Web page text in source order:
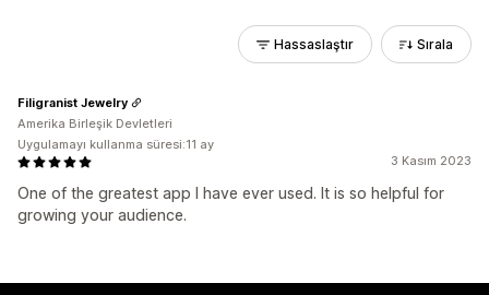
Hassaslaştır Sırala
3 Kasım 2023
One of the greatest app I have ever used. It is so helpful for
growing your audience.
Filigranist Jewelry
Amerika Birleşik Devletleri
Uygulamayı kullanma süresi:11 ay